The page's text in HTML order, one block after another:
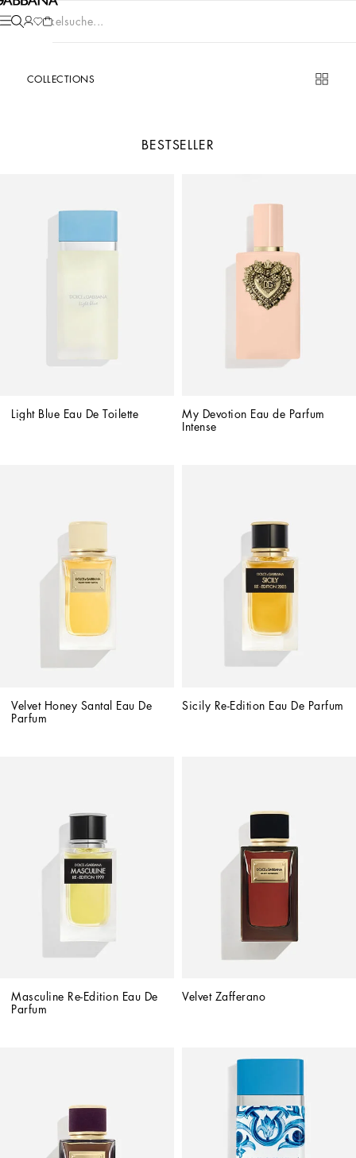
Artikelsuche...
COLLECTIONS
BESTSELLER
Light Blue Eau De Toilette
My Devotion Eau de Parfum
Intense
Velvet Honey Santal Eau De
Parfum
Sicily Re-Edition Eau De Parfum
Masculine Re-Edition Eau De
Parfum
Velvet Zafferano